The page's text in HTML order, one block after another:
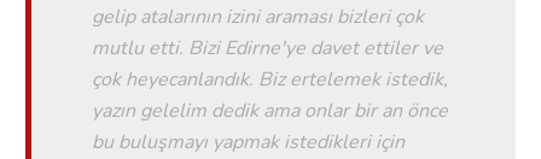
gelip atalarının izini araması bizleri çok
mutlu etti. Bizi Edirne'ye davet ettiler ve
çok heyecanlandık. Biz ertelemek istedik,
yazın gelelim dedik ama onlar bir an önce
bu buluşmayı yapmak istedikleri için